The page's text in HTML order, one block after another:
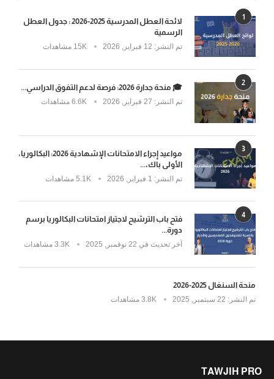
1
لائحة العطل المدرسية 2025-2026 : جدول العطل
الرسمية
تم النشر: 15K مشاهدات
2 🎓 منحة جدارة 2026: فرصة لدعم التفوق الدراسي...
تم النشر: 6.6K مشاهدات
3
مواعيد إجراء الامتحانات الإشهادية 2026: البكالوريا،
الأولى باك،...
تم النشر: 5.1K مشاهدات
4
فتح باب الترشيح لاجتياز امتحانات البكالوريا برسم
دورة...
آخر تحديث في 3.3K مشاهدات
منحة السنغال 2025-2026
تم النشر: 3.8K مشاهدات
TAWJIH PRO